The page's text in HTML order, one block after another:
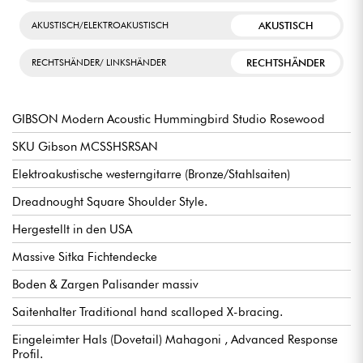
AKUSTISCH/ELEKTROAKUSTISCH AKUSTISCH
RECHTSHÄNDER/ LINKSHÄNDER RECHTSHÄNDER
GIBSON Modern Acoustic Hummingbird Studio Rosewood
SKU Gibson MCSSHSRSAN
Elektroakustische westerngitarre (Bronze/Stahlsaiten)
Dreadnought Square Shoulder Style.
Hergestellt in den USA
Massive Sitka Fichtendecke
Boden & Zargen Palisander massiv
Saitenhalter Traditional hand scalloped X-bracing.
Eingeleimter Hals (Dovetail) Mahagoni , Advanced Response
Profil.